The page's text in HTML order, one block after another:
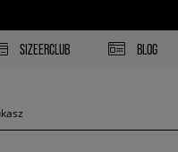
SIZEERCLUB BLOG